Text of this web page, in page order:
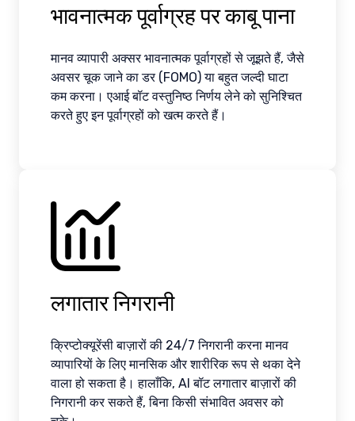
भावनात्मक पूर्वाग्रह पर काबू पाना
मानव व्यापारी अक्सर भावनात्मक पूर्वाग्रहों से जूझते हैं, जैसे
अवसर चूक जाने का डर (FOMO) या बहुत जल्दी घाटा
कम करना। एआई बॉट वस्तुनिष्ठ निर्णय लेने को सुनिश्चित
करते हुए इन पूर्वाग्रहों को खत्म करते हैं।
लगातार निगरानी
क्रिप्टोक्यूरेंसी बाज़ारों की 24/7 निगरानी करना मानव
व्यापारियों के लिए मानसिक और शारीरिक रूप से थका देने
वाला हो सकता है। हालाँकि, AI बॉट लगातार बाज़ारों की
निगरानी कर सकते हैं, बिना किसी संभावित अवसर को